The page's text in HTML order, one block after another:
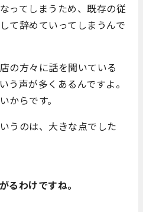
ってしまうため、既存の従
て辞めていってしまうんで
の方々に話を聞いている
う声が多くあるんですよ。
からです。
うのは、大きな点でした
るわけですね。